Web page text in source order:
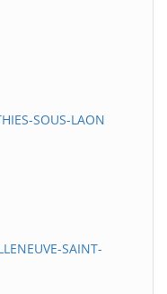
SOUS-LAON
SAINT-